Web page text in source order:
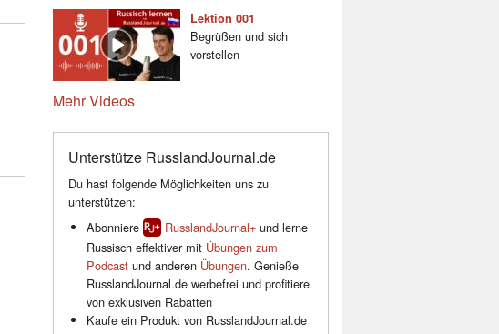
Lektion 001
Begrüßen und sich
vorstellen
Mehr Videos
Unterstütze RusslandJournal.de
Du hast folgende Möglichkeiten uns zu
unterstützen:
Abonniere
RusslandJournal+und lerne
Russisch effektiver mit Übungen zum
Podcastund anderen Übungen. Genieße
RusslandJournal.de werbefrei und profitiere
von exklusiven Rabatten
Kaufe ein Produkt von RusslandJournal.de